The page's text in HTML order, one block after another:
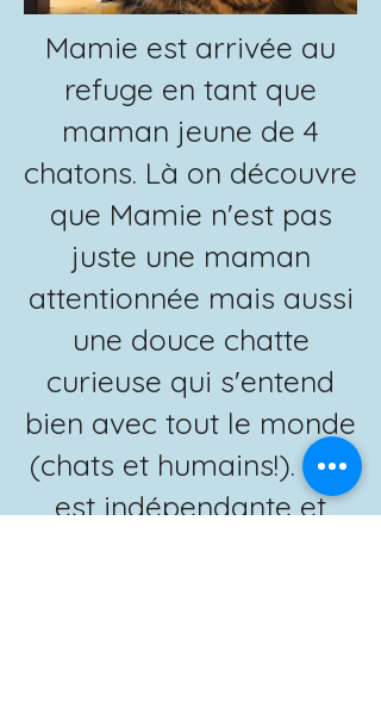
Mamie est arrivée au
refuge en tant que
maman jeune de 4
chatons. Là on découvre
que Mamie n'est pas
juste une maman
attentionnée mais aussi
une douce chatte
curieuse qui s'entend
bien avec tout le monde
(chats et humains!). Elle
est indépendante et